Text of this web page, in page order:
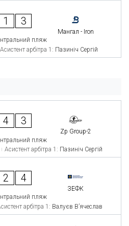
1 3
Мангал - Iron
пляж
Асистент арбітра 1: Пазиніч Сергій
4 3
Zp Group-2
пляж
Асистент арбітра 1: Пазиніч Сергій
2 4
ЗЕФК
пляж
арбітра 1: Валуєв В’ячеслав